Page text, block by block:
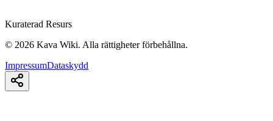
Kuraterad Resurs
© 2026 Kava Wiki. Alla rättigheter förbehållna.
ImpressumDataskydd